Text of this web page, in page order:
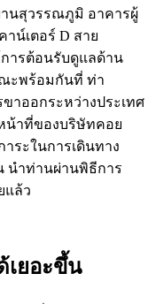
นสุวรรณภูมิ อาคารผู้
าน์เตอร์ D สาย
ารต้อนรับดูแลด้าน
ะพร้อมกันที่ ท่า
าออกระหว่างประเทศ
หน้าที่ของบริษัทคอย
ระในการเดินทาง
นำท่านผ่านพิธีการ
แล้ว
เยอะขึ้น